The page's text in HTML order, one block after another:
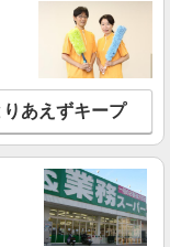
りあえずキープ